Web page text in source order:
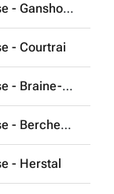
Appartement à vendre avec terrasse - Ganshoren
- Courtrai
Appartement à vendre avec terrasse - Braine-l'Alleud
Appartement à vendre avec terrasse - Berchem-Sainte-Agathe
- Herstal